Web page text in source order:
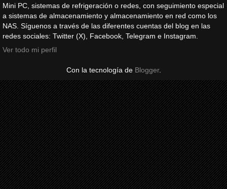
Mini PC, sistemas de refrigeración o redes, con seguimiento especial
a sistemas de almacenamiento y almacenamiento en red como los
NAS. Síguenos a través de las diferentes cuentas del blog en las
redes sociales: Twitter (X), Facebook, Telegram e Instagram.
Ver todo mi perfil
Con la tecnología de Blogger.